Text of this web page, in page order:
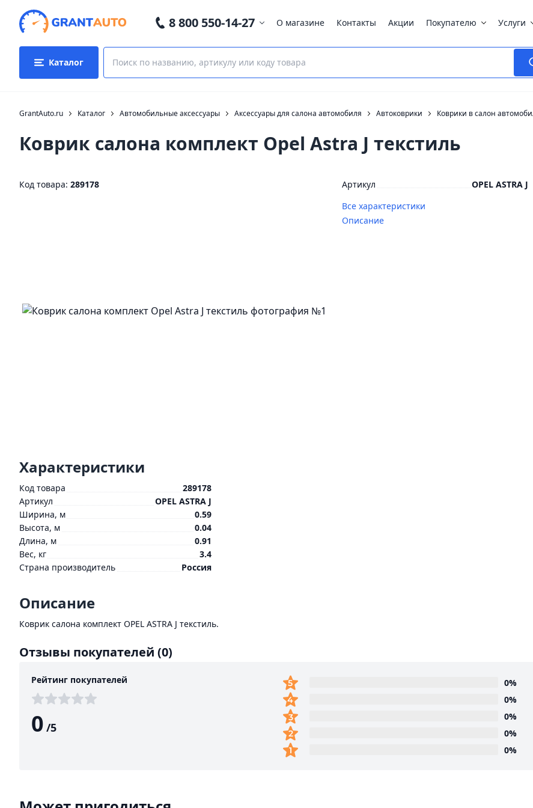
8 800 550-14-27 О магазине Контакты Акции Покупателю Услуги
Каталог
GrantAuto.ru Каталог Автомобильные аксессуары Аксессуары для салона автомобиля Автоковрики Коврики в салон
Коврик салона комплект Opel Astra J текстиль
Код товара: 289178 Артикул
OPEL ASTRA J
Все характеристики
Описание
Характеристики
Код товара
289178
Артикул
OPEL ASTRA J
Ширина, м
0.59
Высота, м
0.04
Длина, м
0.91
Вес, кг
3.4
Страна производитель
Россия
Описание
Коврик салона комплект OPEL ASTRA J текстиль.
Отзывы покупателей (0)
Рейтинг покупателей
0 /5
0%
0%
0%
0%
0%